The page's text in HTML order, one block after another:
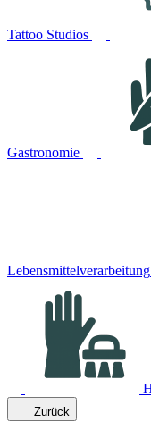
Tattoo Studios
Gastronomie
Lebensmittelverarbeitung
Zurück